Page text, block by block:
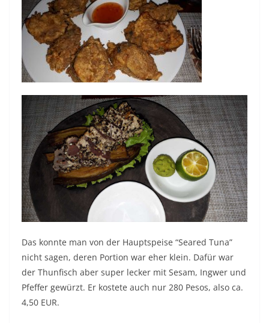
Das konnte man von der Hauptspeise “Seared Tuna”
nicht sagen, deren Portion war eher klein. Dafür war
der Thunfisch aber super lecker mit Sesam, Ingwer und
Pfeffer gewürzt. Er kostete auch nur 280 Pesos, also ca.
4,50 EUR.